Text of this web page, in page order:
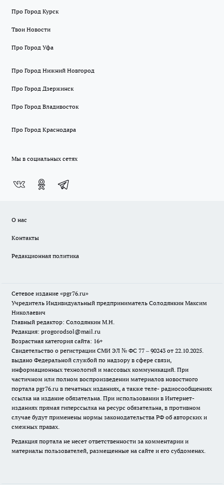
Про Город Курск
Твои Новости
Про Город Уфа
Про Город Нижний Новгород
Про Город Дзержинск
Про Город Владивосток
Про Город Краснодара
Мы в социальных сетях
О нас
Контакты
Редакционная политика
Сетевое издание «pgr76.ru»
Учредитель Индивидуальный предприниматель Солодянкин Максим
Николаевич
Главный редактор: Солодянкин М.Н.
Редакция: progorodsol@mail.ru
Возрастная категория сайта: 16+
Свидетельство о регистрации СМИ ЭЛ № ФС 77 – 90243 от 22.10.2025.
выдано Федеральной службой по надзору в сфере связи,
информационных технологий и массовых коммуникаций. При
частичном или полном воспроизведении материалов новостного
портала pgr76.ru в печатных изданиях, а также теле- радиосообщениях
ссылка на издание обязательна. При использовании в Интернет-
изданиях прямая гиперссылка на ресурс обязательна, в противном
случае будут применены нормы законодательства РФ об авторских и
смежных правах.
Редакция портала не несет ответственности за комментарии и
материалы пользователей, размещенные на сайте и его субдоменах.